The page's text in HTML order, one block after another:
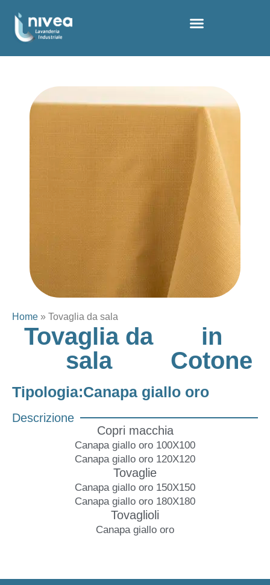
Home » Tovaglia da sala
Tovaglia da
sala
in
Cotone
Tipologia:Canapa giallo oro
Descrizione
Copri macchia
Canapa giallo oro 100X100
Canapa giallo oro 120X120
Tovaglie
Canapa giallo oro 150X150
Canapa giallo oro 180X180
Tovaglioli
Canapa giallo oro